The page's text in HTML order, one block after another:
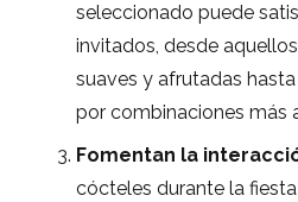
seleccionado puede
invitados, desde
suaves y afrutadas
por combinaciones más
Fomentan la
cócteles durante la